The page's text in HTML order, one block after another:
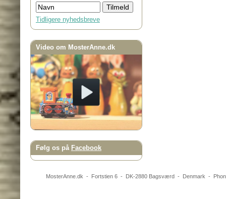
Tidligere nyhedsbreve
Video om MosterAnne.dk
Følg os på Facebook
MosterAnne.dk - Fortstien 6- DK-2880 Bagsværd- Denmark -